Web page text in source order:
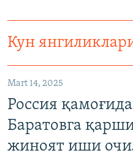
Кун
Mart 14, 2025
Россия
Баратовга
жиноят иши